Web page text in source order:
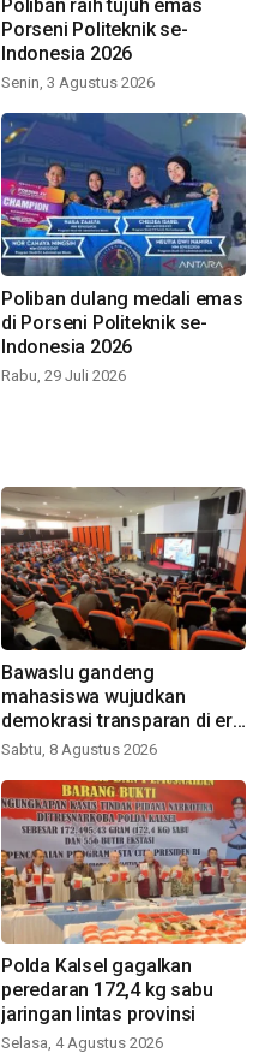
Poliban raih tujuh emas
Porseni Politeknik se-
Indonesia 2026
Senin, 3 Agustus 2026
Poliban dulang medali emas
di Porseni Politeknik se-
Indonesia 2026
Rabu, 29 Juli 2026
Bawaslu gandeng
mahasiswa wujudkan
demokrasi transparan di era
digital
Sabtu, 8 Agustus 2026
Polda Kalsel gagalkan
peredaran 172,4 kg sabu
jaringan lintas provinsi
Selasa, 4 Agustus 2026